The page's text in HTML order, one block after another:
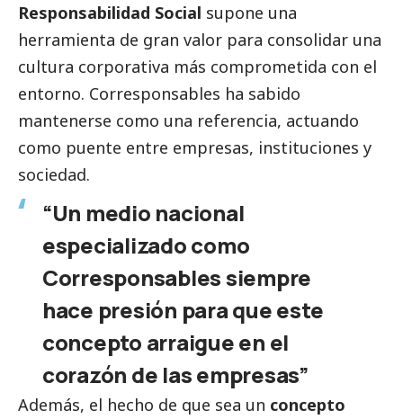
Responsabilidad Social supone una
herramienta de gran valor para consolidar una
cultura corporativa más comprometida con el
entorno. Corresponsables ha sabido
mantenerse como una referencia, actuando
como puente entre empresas, instituciones y
sociedad.
“Un medio nacional
especializado como
Corresponsablessiempre
hace presión para que este
concepto arraigue en el
corazón de las empresas”
Además, el hecho de que sea un concepto